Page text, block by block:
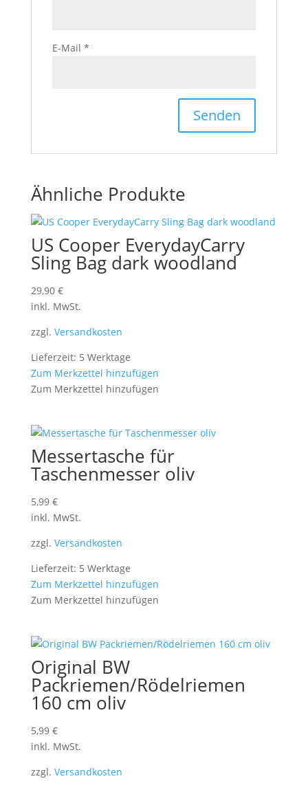
E-Mail *
Ähnliche Produkte
US Cooper EverydayCarry
Sling Bag dark woodland
29,90 €
inkl. MwSt.
zzgl. Versandkosten
Lieferzeit: 5 Werktage
Zum Merkzettel hinzufügen
Zum Merkzettel hinzufügen
Messertasche für
Taschenmesser oliv
5,99 €
inkl. MwSt.
zzgl. Versandkosten
Lieferzeit: 5 Werktage
Zum Merkzettel hinzufügen
Zum Merkzettel hinzufügen
Original BW
Packriemen/Rödelriemen
160 cm oliv
5,99 €
inkl. MwSt.
zzgl. Versandkosten